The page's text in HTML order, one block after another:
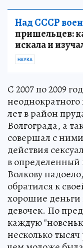
Над СССР
пришельцев:
искала и
НАУКА
С 2007 по 2009
неоднократного
лет в район
Волгограда, а
совершал с
действия
в определенный
Волкову
обратился к
хорошие деньги
девочек. По
каждую
несколько